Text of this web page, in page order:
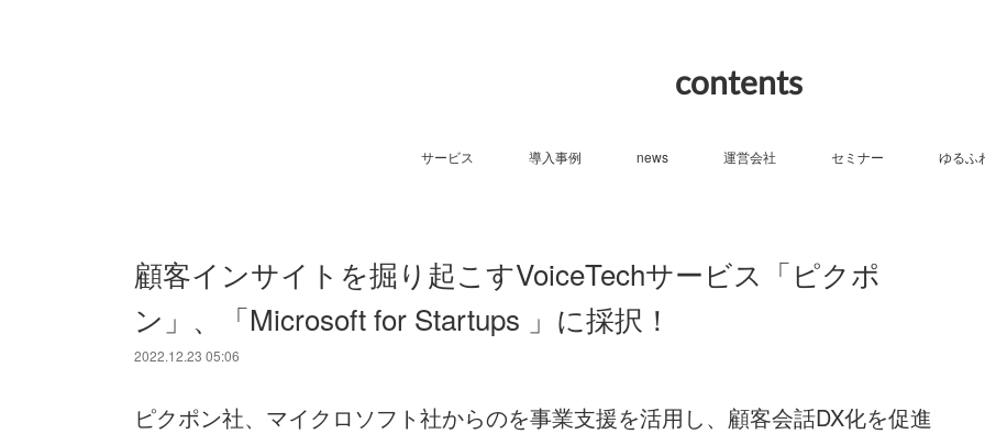
contents
サービス 導入事例 news 運営会社 セミナー ゆるふ
顧客インサイトを掘り起こすVoiceTechサービス「ピクポ
ン」、「Microsoft for Startups 」に採択！
2022.12.23 05:06
ピクポン社、マイクロソフト社からのを事業支援を活用し、顧客会話DX化を促進